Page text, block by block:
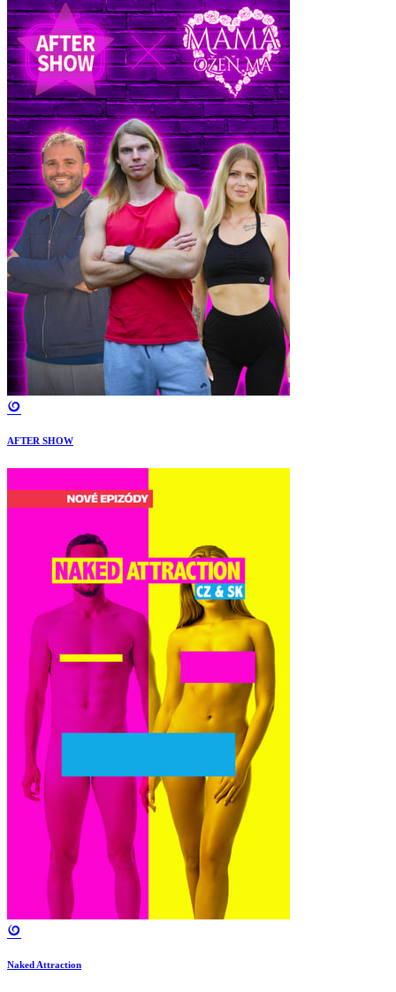
AFTER SHOW
Naked Attraction